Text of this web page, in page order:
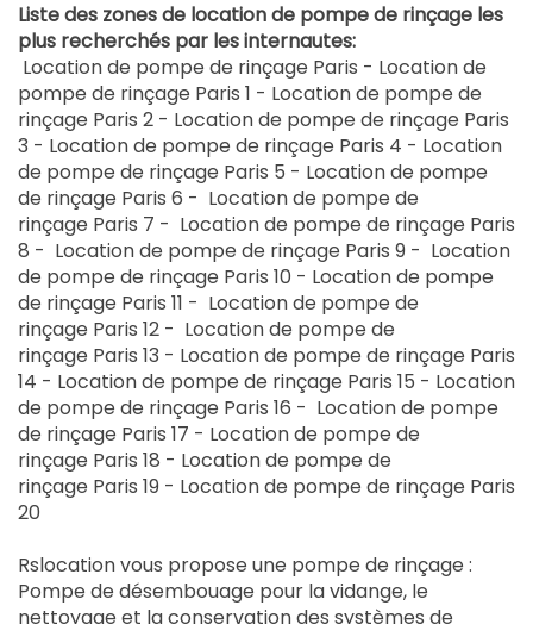
Liste des zones de location de pompe de rinçage les
plus recherchés par les internautes:
Location de pompe de rinçage Paris - Location de
pompe de rinçage Paris 1 - Location de pompe de
rinçage Paris 2 - Location de pompe de rinçage Paris
3 - Location de pompe de rinçage Paris 4 - Location
de pompe de rinçage Paris 5 - Location de pompe
de rinçage Paris 6 - Location de pompe de
rinçage Paris 7 - Location de pompe de rinçage Paris
8 - Location de pompe de rinçage Paris 9 - Location
de pompe de rinçage Paris 10 - Location de pompe
de rinçage Paris 11 - Location de pompe de
rinçage Paris 12 - Location de pompe de
rinçage Paris 13 - Location de pompe de rinçage Paris
14 - Location de pompe de rinçage Paris 15 - Location
de pompe de rinçage Paris 16 - Location de pompe
de rinçage Paris 17 - Location de pompe de
rinçage Paris 18 - Location de pompe de
rinçage Paris 19 - Location de pompe de rinçage Paris
20
Rslocation vous propose une pompe de rinçage :
Pompe de désembouage pour la vidange, le
nettoyage et la conservation des systèmes de